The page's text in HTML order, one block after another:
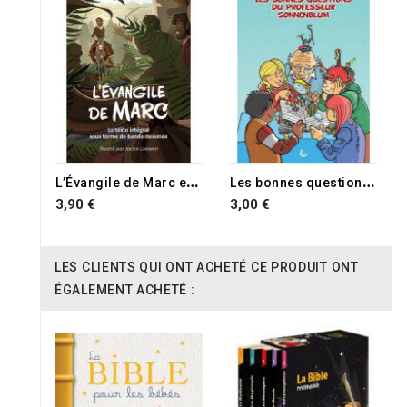
L
’Évangile de Marc en BD
3,90 €
L
es bonnes questions du professeur Sonnenblum
3,00 €
LES CLIENTS QUI ONT ACHETÉ CE PRODUIT ONT
ÉGALEMENT ACHETÉ :